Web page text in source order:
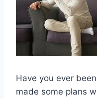
Have you ever
made some plans